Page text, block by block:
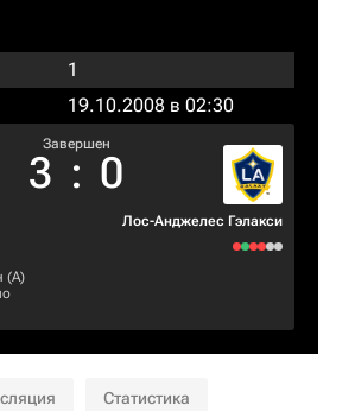
1
19.10.2008 в 02:30
Завершен
3 : 0
Лос-Анджелес Гэлакси
(А)
Статистика